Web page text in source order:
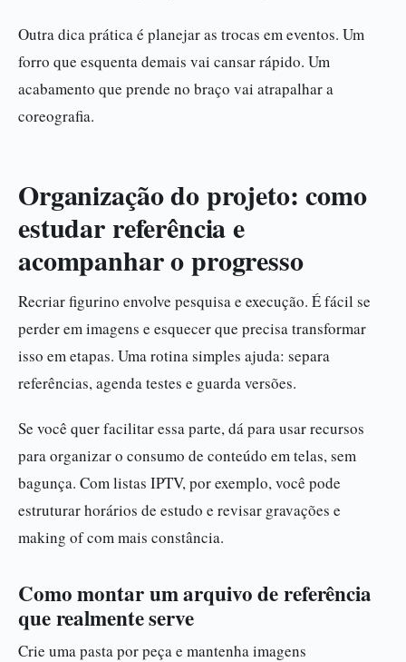
Outra dica prática é planejar as trocas em eventos. Um
forro que esquenta demais vai cansar rápido. Um
acabamento que prende no braço vai atrapalhar a
coreografia.
Organização do projeto: como
estudar referência e
acompanhar o progresso
Recriar figurino envolve pesquisa e execução. É fácil se
perder em imagens e esquecer que precisa transformar
isso em etapas. Uma rotina simples ajuda: separa
referências, agenda testes e guarda versões.
Se você quer facilitar essa parte, dá para usar recursos
para organizar o consumo de conteúdo em telas, sem
bagunça. Com listas IPTV, por exemplo, você pode
estruturar horários de estudo e revisar gravações e
making of com mais constância.
Como montar um arquivo de referência
que realmente serve
Crie uma pasta por peça e mantenha imagens